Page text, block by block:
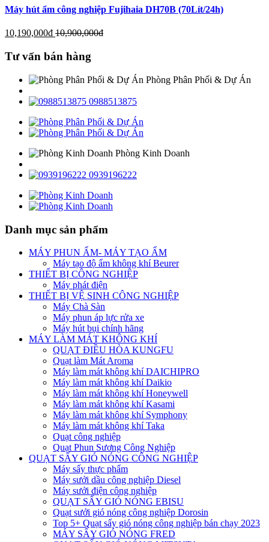
Máy hút ẩm công nghiệp Fujihaia DH70B (70Lít/24h)
10,190,000đ 10,900,000đ
Tư vấn bán hàng
Phòng Phân Phối & Dự Án
0988513875
Phòng Kinh Doanh
0939196222
Danh mục sản phẩm
MÁY PHUN ẨM- MÁY TẠO ẨM
Máy tạo độ ẩm không khí Beurer
THIẾT BỊ CÔNG NGHIỆP
Máy phát điện
THIẾT BỊ VỆ SINH CÔNG NGHIỆP
Máy Chà Sàn
Máy phun áp lực rửa xe
Máy hút bụi chính hãng
MÁY LÀM MÁT KHÔNG KHÍ
QUẠT ĐIỀU HÒA KUNGFU
Quạt làm Mát Aroma
Máy làm mát không khí DAICHIPRO
Máy làm mát không khí Daikio
Máy làm mát không khí Honeywell
Máy làm mát không khí Kasami
Máy làm mát không khí Symphony
Máy làm mát không khí Taka
Quạt công nghiệp
Quạt Phun Sương Công Nghiệp
QUẠT SẤY GIÓ NÓNG CÔNG NGHIỆP
Máy sấy thực phẩm
Máy sưởi dầu công nghiệp Diesel
Máy sưởi điện công nghiệp
QUẠT SẤY GIÓ NÓNG EBISU
Quạt sưởi gió nóng công nghiệp Dorosin
Top 5+ Quạt sấy gió nóng công nghiệp bán chạy 2023
MÁY SẤY GIÓ NÓNG FRED